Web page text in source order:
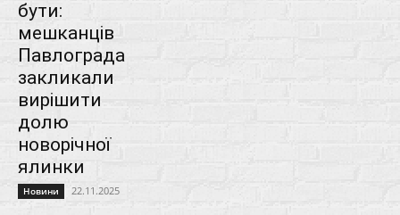
бути:
мешканців
Павлограда
закликали
вирішити
долю
новорічної
ялинки
Новини 22.11.2025